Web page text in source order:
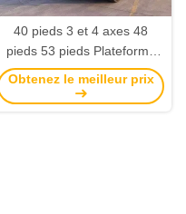
40 pieds 3 et 4 axes 48
pieds 53 pieds Plateforme
Conteneur à lit plat Semi-
remorque avec plancher en
Obtenez le meilleur prix